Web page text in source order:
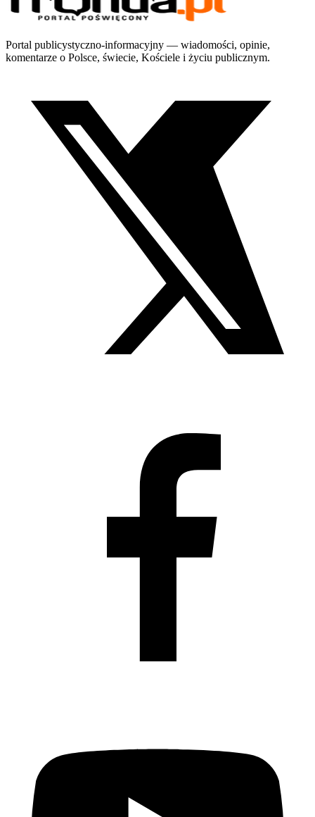
Portal publicystyczno-informacyjny — wiadomości, opinie,
komentarze o Polsce, świecie, Kościele i życiu publicznym.